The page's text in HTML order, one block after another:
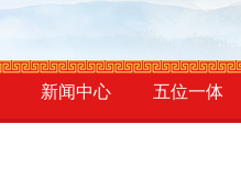
新闻中心 五位一体